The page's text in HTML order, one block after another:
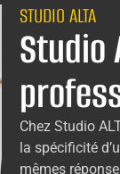
STUDIO ALTA
Studio
Chez Studio
la spécificité
mêmes